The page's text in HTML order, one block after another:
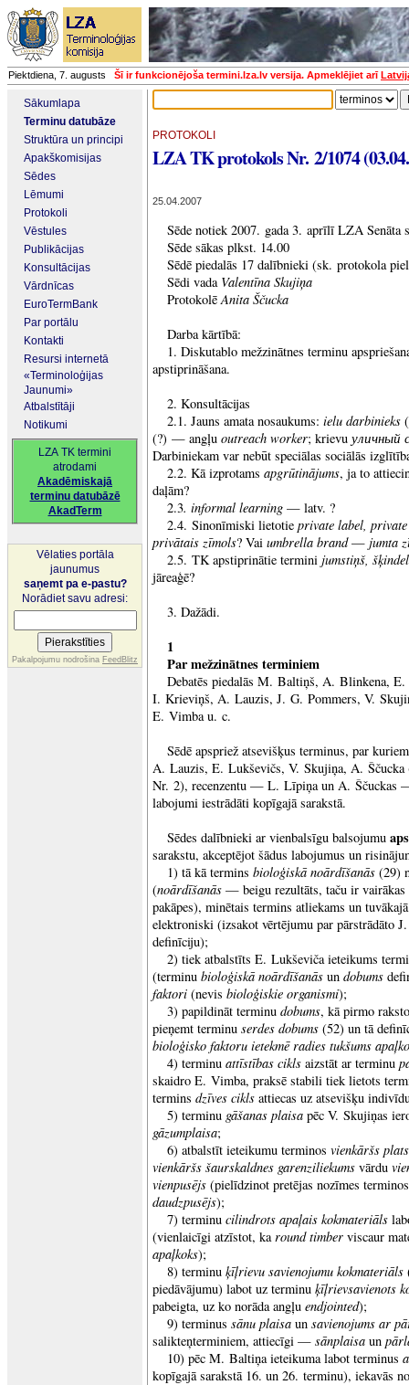
Piektdiena, 7. augusts Šī ir funkcionējoša termini.lza.lv versija. Apmeklējiet arī
Sākumlapa
Terminu datubāze
Struktūra un principi
Apakškomisijas
Sēdes
Lēmumi
Protokoli
Vēstules
Publikācijas
Konsultācijas
Vārdnīcas
EuroTermBank
Par portālu
Kontakti
Resursi internetā
«Terminoloģijas
Jaunumi»
Atbalstītāji
Notikumi
LZA TK termini
atrodami
Akadēmiskajā
terminu datubāzē
AkadTerm
Vēlaties portāla
jaunumus
saņemt pa e-pastu?
Norādiet savu adresi:
Pakalpojumu nodrošina FeedBlitz
PROTOKOLI
LZA TK protokols Nr. 2/1074
25.04.2007
Sēde notiek 2007. gada 3. aprīlī LZA Senāta
Sēde sākas plkst. 14.00
Sēdē piedalās 17 dalībnieki (sk. protokola
Sēdi vada Valentīna Skujiņa
ProtokolēAnita Ščucka
Darba kārtībā:
1. Diskutablo mežzinātnes terminu
apstiprināšana.
2. Konsultācijas
2.1. Jauns amata nosaukums: ielu darbinieks
(?) — angļu outreach worker; krievu уличный
Darbiniekam var nebūt speciālas sociālās
2.2. Kā izprotams apgrūtinājums, ja to
daļām?
2.3. informal learning — latv. ?
2.4. Sinonīmiski lietotie private label,
privātais zīmols? Vai umbrella brand— jumta
2.5. TK apstiprinātie termini jumstiņš,
jāreaģē?
3. Dažādi.
1
Par mežzinātnes terminiem
Debatēs piedalās M. Baltiņš, A. Blinkena,
I. Krieviņš, A. Lauzis, J. G. Pommers, V.
E. Vimba u. c.
Sēdē apspriež atsevišķus terminus, par
A. Lauzis, E. Lukševičs, V. Skujiņa, A.
Nr. 2), recenzentu — L. Līpiņa un A. Ščuckas
labojumi iestrādāti kopīgajā sarakstā.
Sēdes dalībnieki ar vienbalsīgu balsojumu
sarakstu, akceptējot šādus labojumus un
1) tā kā termins bioloģiskā noārdīšanās (29)
(noārdīšanās — beigu rezultāts, taču ir vairākas
pakāpes), minētais termins atliekams un
elektroniski (izsakot vērtējumu par pārstrādāto
definīciju);
2) tiek atbalstīts E. Lukševiča ieteikums
(terminu bioloģiskā noārdīšanās un dobums
faktori (nevis bioloģiskie organismi);
3) papildināt terminu dobums, kā pirmo
pieņemt terminu serdes dobums (52) un tā
bioloģisko faktoru ietekmē radies tukšums
4) terminu attīstības cikls aizstāt ar terminu
skaidro E. Vimba, praksē stabili tiek lietots
termins dzīves cikls attiecas uz atsevišķu
5) terminu gāšanas plaisa pēc V. Skujiņas
gāzumplaisa;
6) atbalstīt ieteikumu terminos vienkāršs
vienkāršs šaurskaldnes garenziliekums vārdu
vienpusējs (pielīdzinot pretējas nozīmes
daudzpusējs);
7) terminu cilindrots apaļais kokmateriāls
(vienlaicīgi atzīstot, karound timber viscaur
apaļkoks);
8) terminu ķīļrievu savienojumu kokmateriāls
piedāvājumu) labot uz terminu ķīļrievsavienots
pabeigta, uz ko norāda angļu endjointed);
9) terminus sānu plaisa un savienojums ar
salikteņterminiem, attiecīgi — sānplaisa un
10) pēc M. Baltiņa ieteikuma labot terminus
kopīgajā sarakstā 16. un 26. terminu), iekavās